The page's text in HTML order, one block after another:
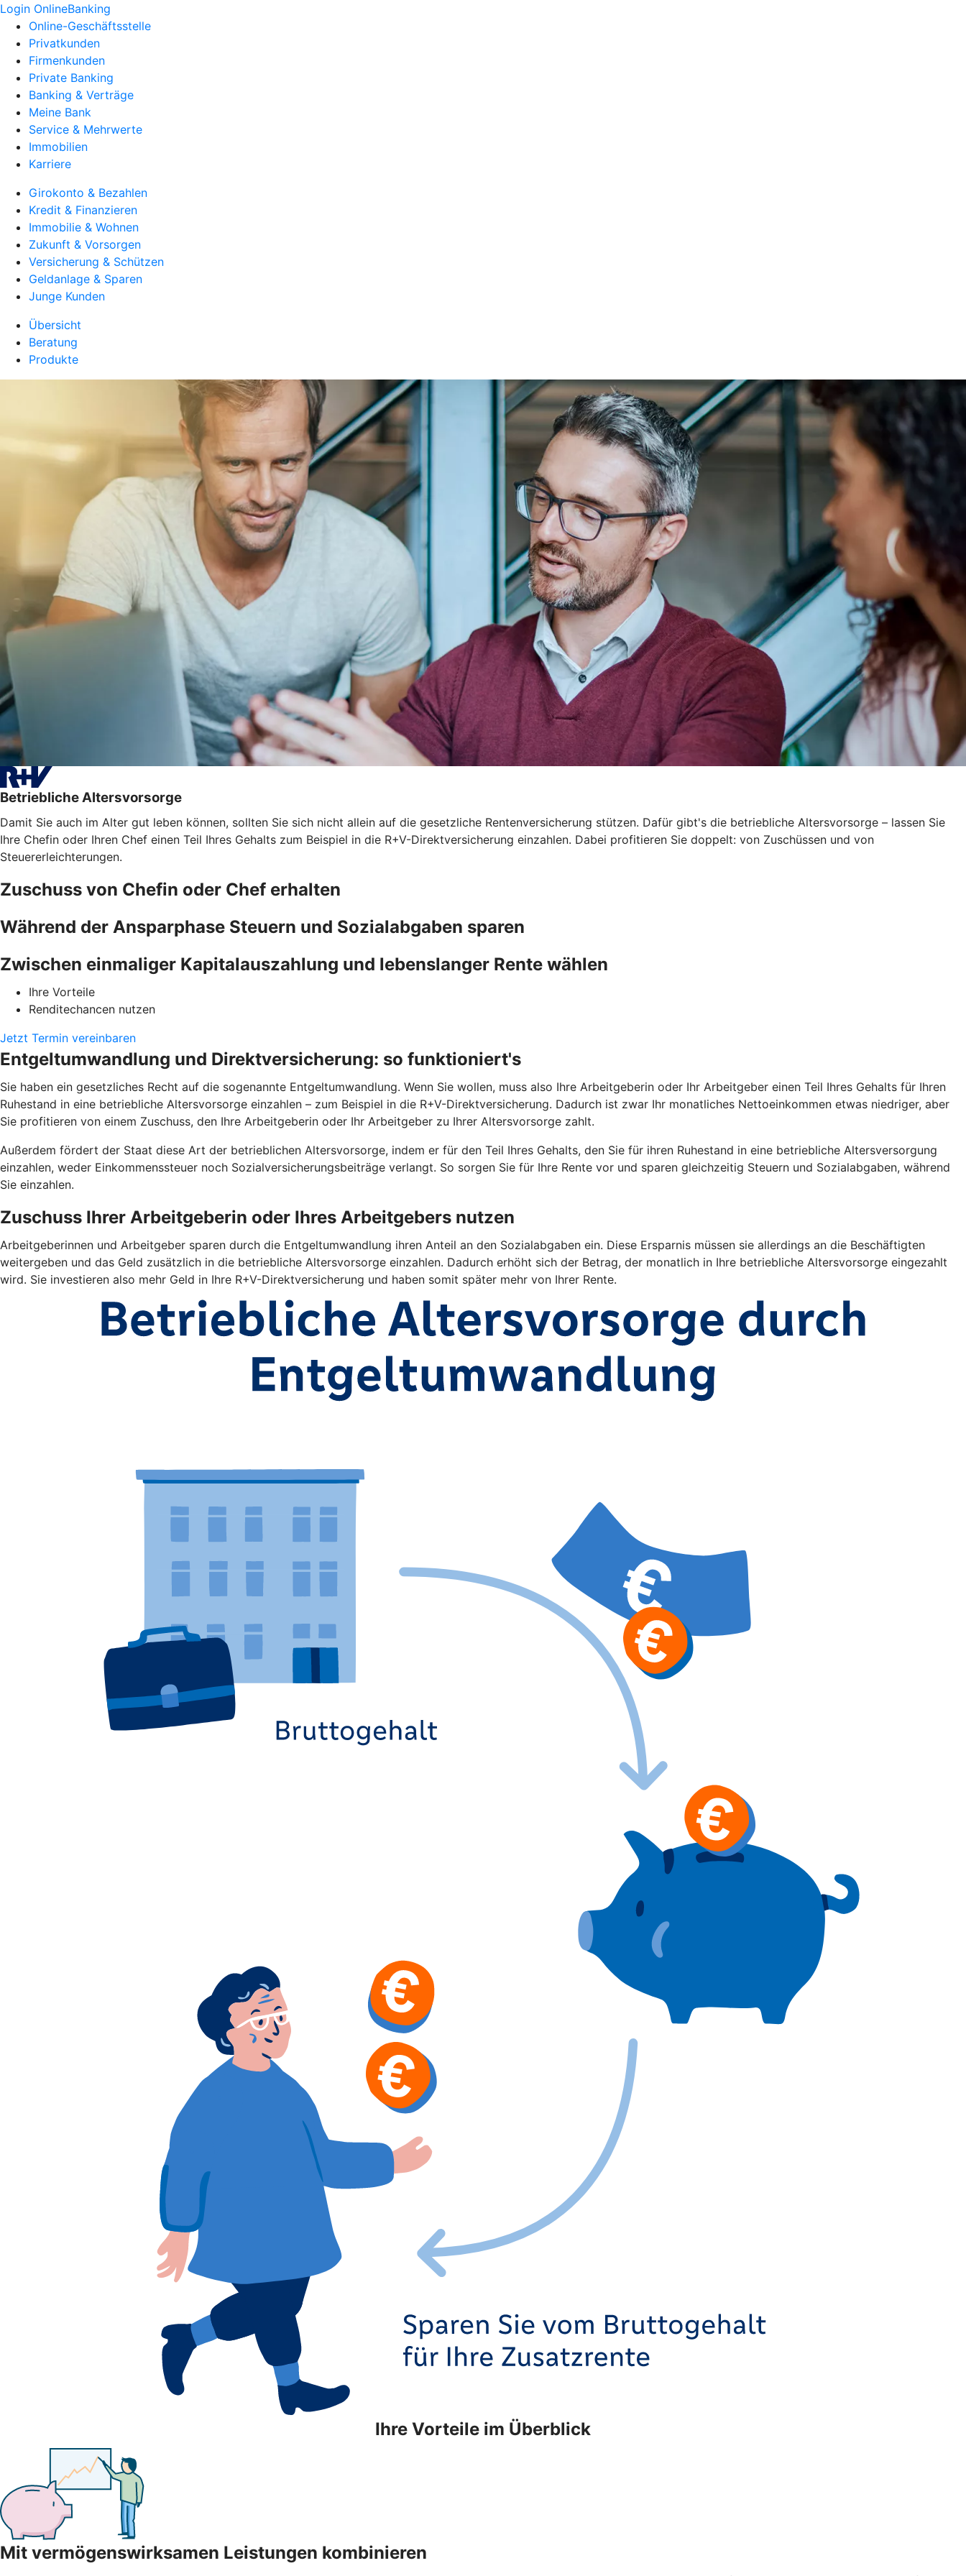
Login OnlineBanking
Online-Geschäftsstelle
Privatkunden
Firmenkunden
Private Banking
Banking & Verträge
Meine Bank
Service & Mehrwerte
Immobilien
Karriere
Girokonto & Bezahlen
Kredit & Finanzieren
Immobilie & Wohnen
Zukunft & Vorsorgen
Versicherung & Schützen
Geldanlage & Sparen
Junge Kunden
Übersicht
Beratung
Produkte
Betriebliche Altersvorsorge
Damit Sie auch im Alter gut leben können, sollten Sie sich nicht allein auf die gesetzliche Rentenversicherung stützen. Dafür gibt's die betriebliche Altersvorsorge – lassen Sie
Ihre Chefin oder Ihren Chef einen Teil Ihres Gehalts zum Beispiel in die R+V-Direktversicherung einzahlen. Dabei profitieren Sie doppelt: von Zuschüssen und von
Steuererleichterungen.
Zuschuss von Chefin oder Chef erhalten
Während der Ansparphase Steuern und Sozialabgaben sparen
Zwischen einmaliger Kapitalauszahlung und lebenslanger Rente wählen
Ihre Vorteile
Renditechancen nutzen
Jetzt Termin vereinbaren
Entgeltumwandlung und Direktversicherung: so funktioniert's
Sie haben ein gesetzliches Recht auf die sogenannte Entgeltumwandlung. Wenn Sie wollen, muss also Ihre Arbeitgeberin oder Ihr Arbeitgeber einen Teil Ihres Gehalts für Ihren
Ruhestand in eine betriebliche Altersvorsorge einzahlen – zum Beispiel in die R+V-Direktversicherung. Dadurch ist zwar Ihr monatliches Nettoeinkommen etwas niedriger, aber
Sie profitieren von einem Zuschuss, den Ihre Arbeitgeberin oder Ihr Arbeitgeber zu Ihrer Altersvorsorge zahlt.
Außerdem fördert der Staat diese Art der betrieblichen Altersvorsorge, indem er für den Teil Ihres Gehalts, den Sie für ihren Ruhestand in eine betriebliche Altersversorgung
einzahlen, weder Einkommenssteuer noch Sozialversicherungsbeiträge verlangt. So sorgen Sie für Ihre Rente vor und sparen gleichzeitig Steuern und Sozialabgaben, während
Sie einzahlen.
Zuschuss Ihrer Arbeitgeberin oder Ihres Arbeitgebers nutzen
Arbeitgeberinnen und Arbeitgeber sparen durch die Entgeltumwandlung ihren Anteil an den Sozialabgaben ein. Diese Ersparnis müssen sie allerdings an die Beschäftigten
weitergeben und das Geld zusätzlich in die betriebliche Altersvorsorge einzahlen. Dadurch erhöht sich der Betrag, der monatlich in Ihre betriebliche Altersvorsorge eingezahlt
wird. Sie investieren also mehr Geld in Ihre R+V-Direktversicherung und haben somit später mehr von Ihrer Rente.
Ihre Vorteile im Überblick
Mit vermögenswirksamen Leistungen kombinieren